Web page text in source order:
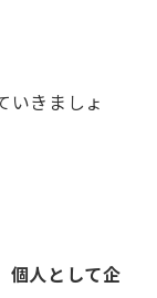
きるのは？
いきましょ
個人として企